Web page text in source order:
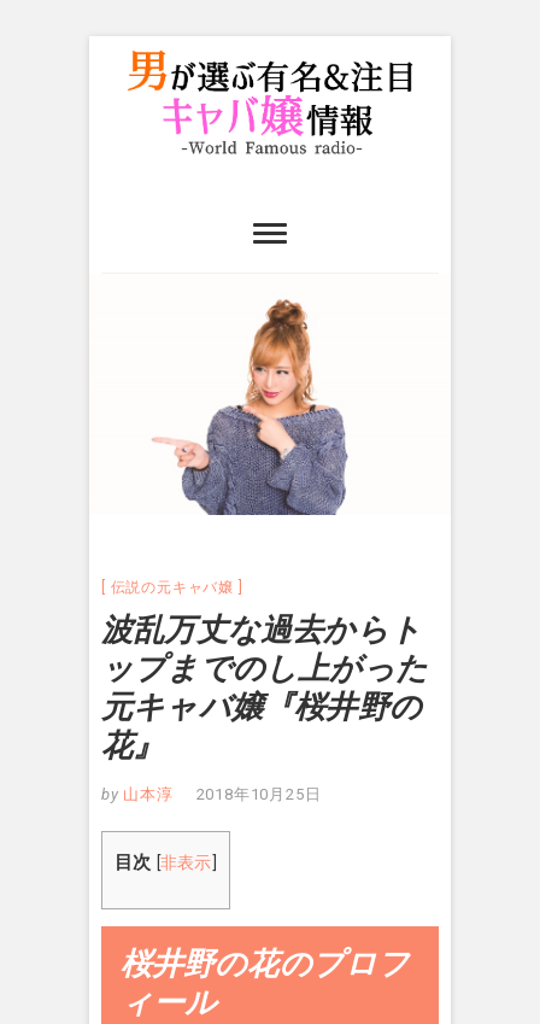
注目キャバ嬢情
Famous radio
伝説の元キャバ嬢
波乱万丈な過去からト
ップまでのし上がった
元キャバ嬢『桜井野の
花』
by 山本淳 2018年10月25日
目次 [非表示
桜井野の花のプロフ
ィール